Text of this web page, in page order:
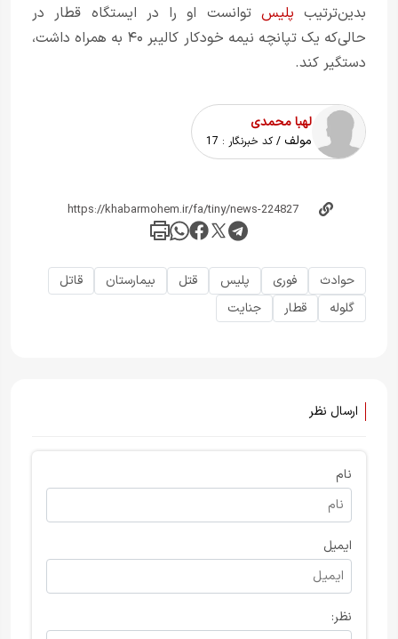
بدین‌ترتیب پلیس توانست او را در ایستگاه قطار در
حالی‌که یک تپانچه نیمه خودکار کالیبر ۴۰ به همراه داشت،
دستگیر کند.
لهبا محمدی
مولف / کد خبرنگار : 17
حوادث فوری پلیس قتل بیمارستان
قاتل
گلوله
قطار جنایت
ارسال نظر
نام
ایمیل
نظر: